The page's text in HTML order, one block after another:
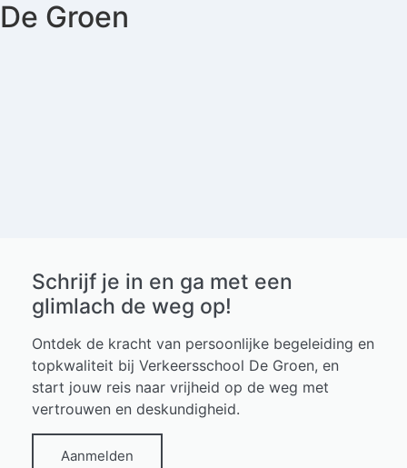
De Groen
Schrijf je in en ga met een
glimlach de weg op!
Ontdek de kracht van persoonlijke begeleiding en
topkwaliteit bij Verkeersschool De Groen, en
start jouw reis naar vrijheid op de weg met
vertrouwen en deskundigheid.
Aanmelden